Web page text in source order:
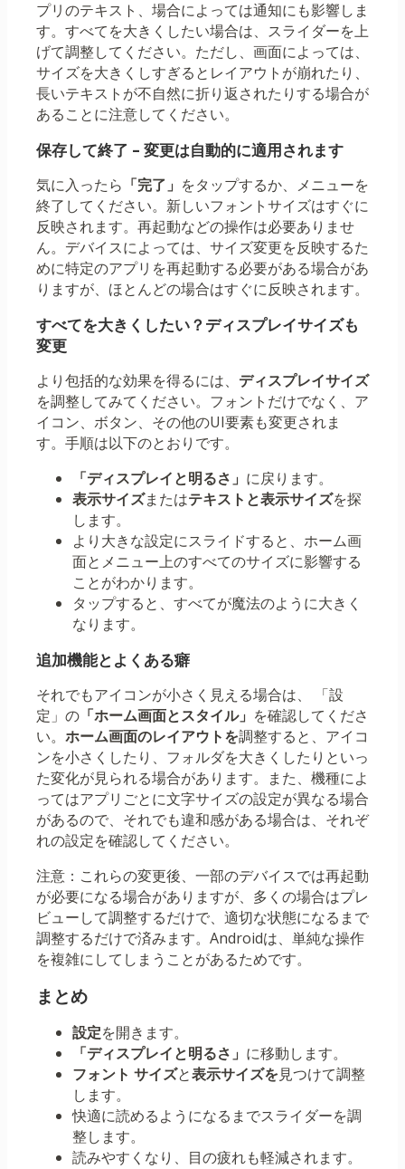
プリのテキスト、場合によっては通知にも影響しま
す。すべてを大きくしたい場合は、スライダーを上
げて調整してください。ただし、画面によっては、
サイズを大きくしすぎるとレイアウトが崩れたり、
長いテキストが不自然に折り返されたりする場合が
あることに注意してください。
保存して終了 – 変更は自動的に適用されます
気に入ったら 「完了」 をタップするか、メニューを
終了してください。新しいフォントサイズはすぐに
反映されます。再起動などの操作は必要ありませ
ん。デバイスによっては、サイズ変更を反映するた
めに特定のアプリを再起動する必要がある場合があ
りますが、ほとんどの場合はすぐに反映されます。
すべてを大きくしたい？ディスプレイサイズも
変更
より包括的な効果を得るには、 ディスプレイサイズ
を調整してみてください。フォントだけでなく、ア
イコン、ボタン、その他のUI要素も変更されま
す。手順は以下のとおりです。
「ディスプレイと明るさ」 に戻ります。
表示サイズまたはテキストと表示サイズを探
します。
より大きな設定にスライドすると、ホーム画
面とメニュー上のすべてのサイズに影響する
ことがわかります。
タップすると、すべてが魔法のように大きく
なります。
追加機能とよくある癖
それでもアイコンが小さく見える場合は、 「設
定」の 「ホーム画面とスタイル」 を確認してくださ
い。 ホーム画面のレイアウトを調整すると、アイコ
ンを小さくしたり、フォルダを大きくしたりといっ
た変化が見られる場合があります。また、機種によ
ってはアプリごとに文字サイズの設定が異なる場合
があるので、それでも違和感がある場合は、それぞ
れの設定を確認してください。
注意：これらの変更後、一部のデバイスでは再起動
が必要になる場合がありますが、多くの場合はプレ
ビューして調整するだけで、適切な状態になるまで
調整するだけで済みます。Androidは、単純な操作
を複雑にしてしまうことがあるためです。
まとめ
設定を開きます。
「ディスプレイと明るさ」 に移動します。
フォント サイズと表示サイズを見つけて調整
します。
快適に読めるようになるまでスライダーを調
整します。
読みやすくなり、目の疲れも軽減されます。